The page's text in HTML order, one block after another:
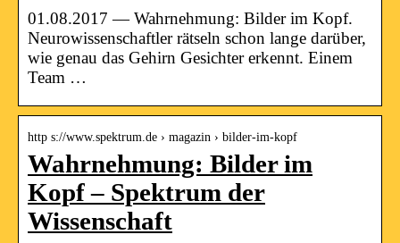
01.08.2017 — Wahrnehmung: Bilder im Kopf.
Neurowissenschaftler rätseln schon lange darüber,
wie genau das Gehirn Gesichter erkennt. Einem
Team …
http s://www.spektrum.de › magazin › bilder-im-kopf
Wahrnehmung: Bilder im
Kopf – Spektrum der
Wissenschaft